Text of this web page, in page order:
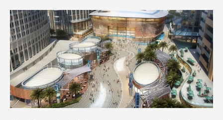
Guide des salles de sport de Damac Hills : Les
meilleures options de remise en forme à Damac
Hills et aux alentours
Les meilleurs centres commerciaux de Dubaï pour
le shopping et les loisirs
Que faire au DIFC : explorez le quartier le plus
dynamique de Dubaï